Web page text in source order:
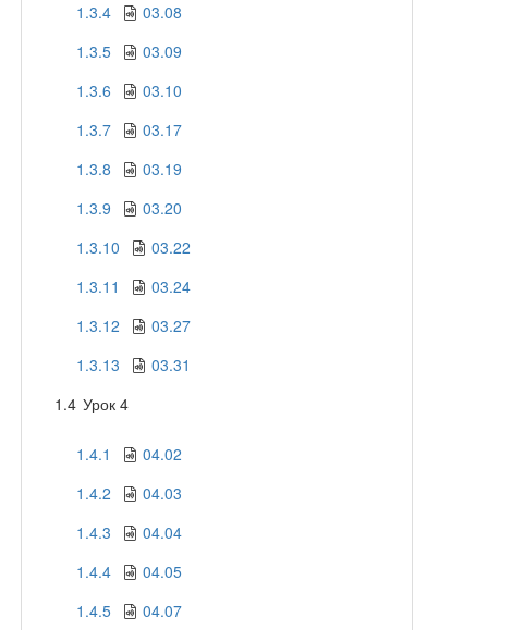
1.3.4
03.08
1.3.5
03.09
1.3.6
03.10
1.3.7
03.17
1.3.8
03.19
1.3.9
03.20
1.3.10
03.22
1.3.11
03.24
1.3.12
03.27
1.3.13
03.31
1.4 Урок 4
1.4.1
04.02
1.4.2
04.03
1.4.3
04.04
1.4.4
04.05
1.4.5
04.07